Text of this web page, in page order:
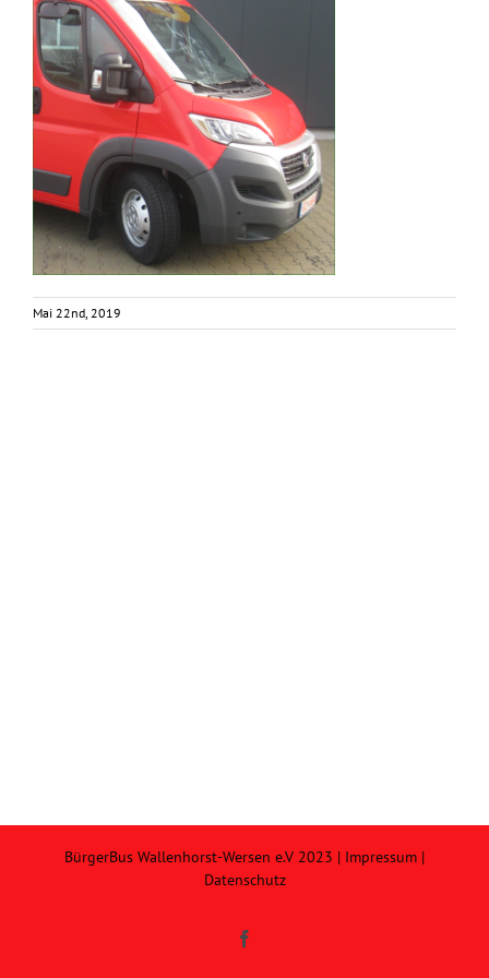
Mai 22nd, 2019
BürgerBus Wallenhorst-Wersen e.V 2023 | Impressum |
Datenschutz